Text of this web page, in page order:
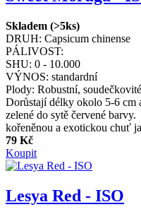
Skladem (>5ks)
DRUH: Capsicum chinense
PÁLIVOST:
SHU: 0 - 10.000
VÝNOS: standardní
Plody: Robustní,
Dorůstají délky okolo 5-6 cm
zelené do sytě červené
kořeněnou a exotickou chuť
79 Kč
Koupit
Lesya Red - ISO